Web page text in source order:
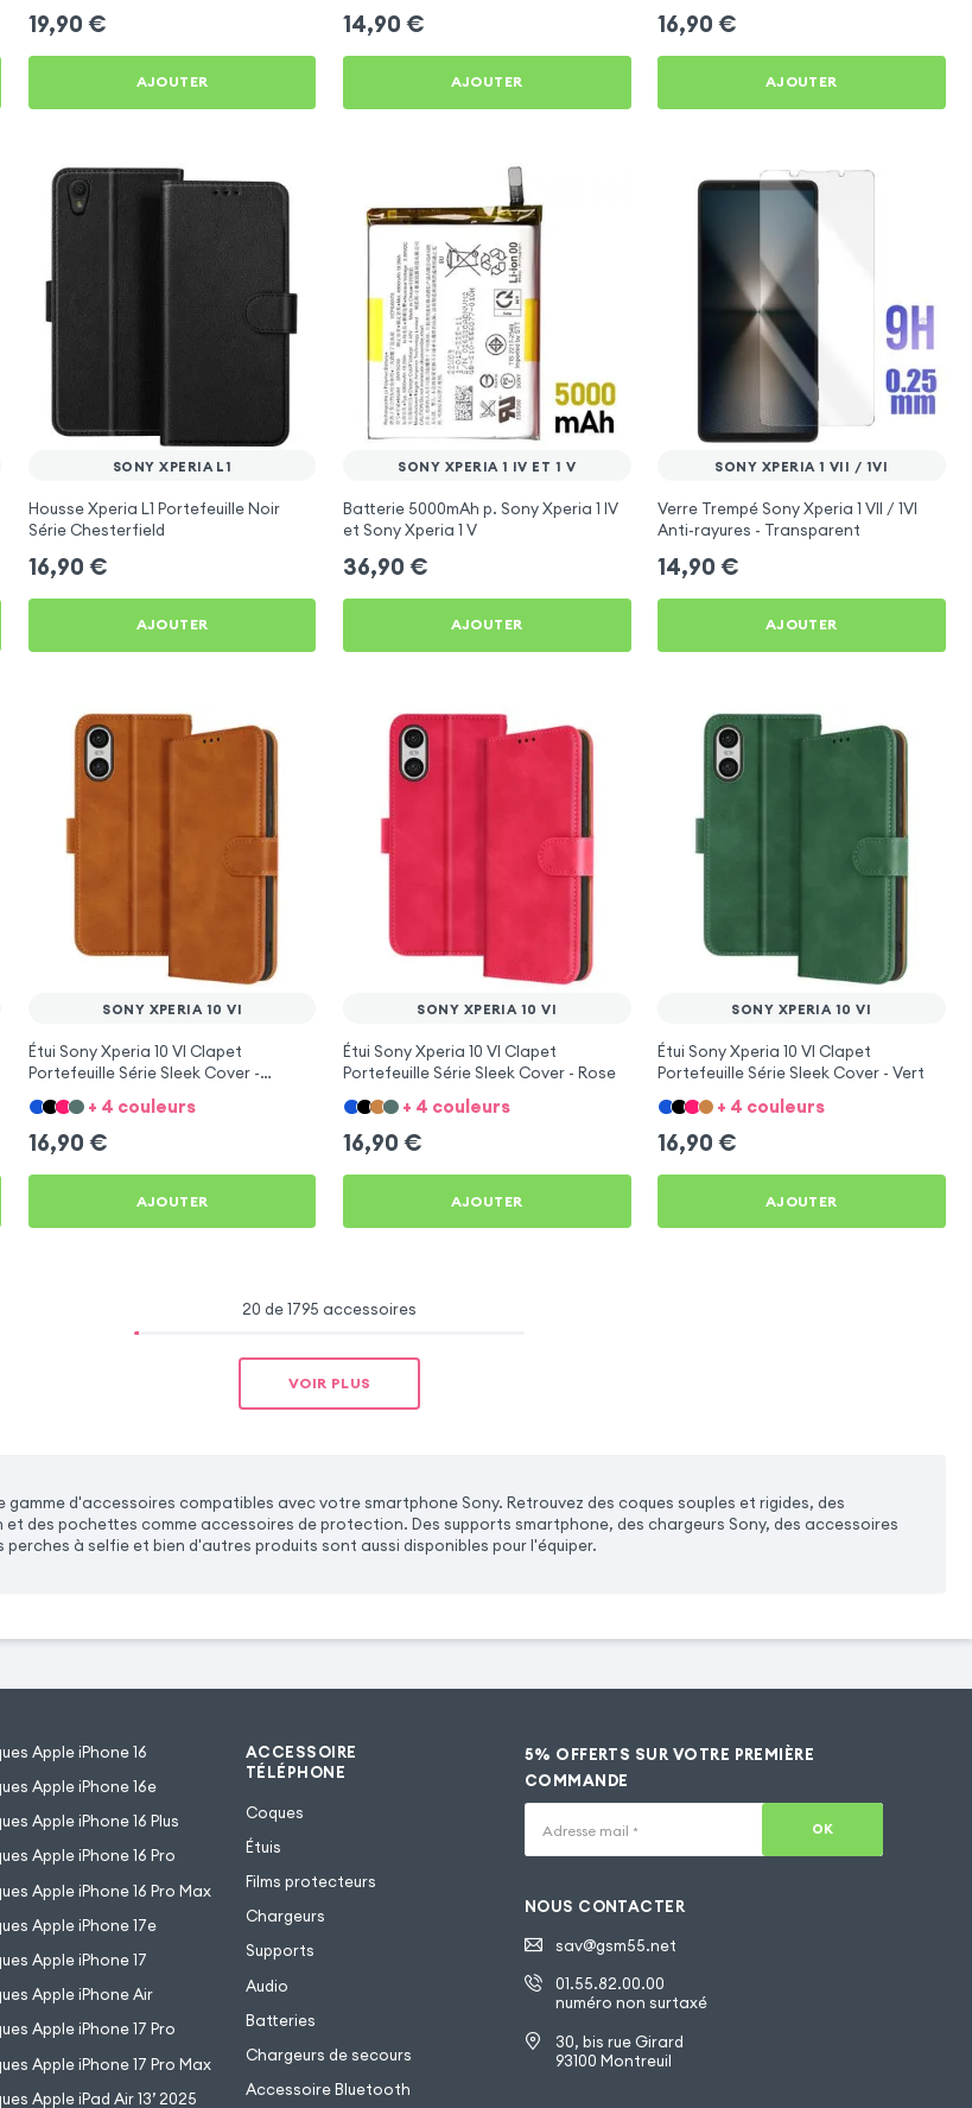
19,90 €
AJOUTER
14,90 €
AJOUTER
16,90 €
AJOUTER
SONY XPERIA L1
Housse Xperia L1 Portefeuille Noir
Série Chesterfield
16,90 €
AJOUTER
SONY XPERIA 1 IV ET 1 V
Batterie 5000mAh p. Sony Xperia 1 IV
et Sony Xperia 1 V
36,90 €
AJOUTER
SONY XPERIA 1 VII / 1VI
Verre Trempé Sony Xperia 1 VII / 1VI
Anti-rayures - Transparent
14,90 €
AJOUTER
SONY XPERIA 10 VI
Étui Sony Xperia 10 VI Clapet
Portefeuille Série Sleek Cover -
+ 4 couleurs
16,90 €
AJOUTER
SONY XPERIA 10 VI
Étui Sony Xperia 10 VI Clapet
Portefeuille Série Sleek Cover - Rose
+ 4 couleurs
16,90 €
AJOUTER
SONY XPERIA 10 VI
Étui Sony Xperia 10 VI Clapet
Portefeuille Série Sleek Cover - Vert
+ 4 couleurs
16,90 €
AJOUTER
20 de 1795 accessoires
VOIR PLUS
gamme d'accessoires compatibles avec votre smartphone Sony. Retrouvez des coques souples et rigides, des
des pochettes comme accessoires de protection. Des supports smartphone, des chargeurs Sony, des accessoires
perches à selfie et bien d'autres produits sont aussi disponibles pour l'équiper.
Apple iPhone 16
Apple iPhone 16e
Apple iPhone 16 Plus
Apple iPhone 16 Pro
Apple iPhone 16 Pro Max
Apple iPhone 17e
Apple iPhone 17
Apple iPhone Air
Apple iPhone 17 Pro
Apple iPhone 17 Pro Max
Apple iPad Air 13’ 2025
ACCESSOIRE
TÉLÉPHONE
Coques
Étuis
Films protecteurs
Chargeurs
Supports
Audio
Batteries
Chargeurs de secours
Accessoire Bluetooth
5% OFFERTS SUR VOTRE PREMIÈRE
COMMANDE
Adresse mail * OK
NOUS CONTACTER
sav@gsm55.net
01.55.82.00.00
numéro non surtaxé
30, bis rue Girard
93100 Montreuil